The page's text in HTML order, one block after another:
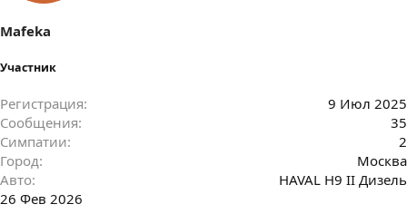
Mafeka
Участник
Регистрация
9 Июл 2025
Сообщения
35
Симпатии
2
Город
Москва
Авто
HAVAL H9 II Дизель
26 Фев 2026